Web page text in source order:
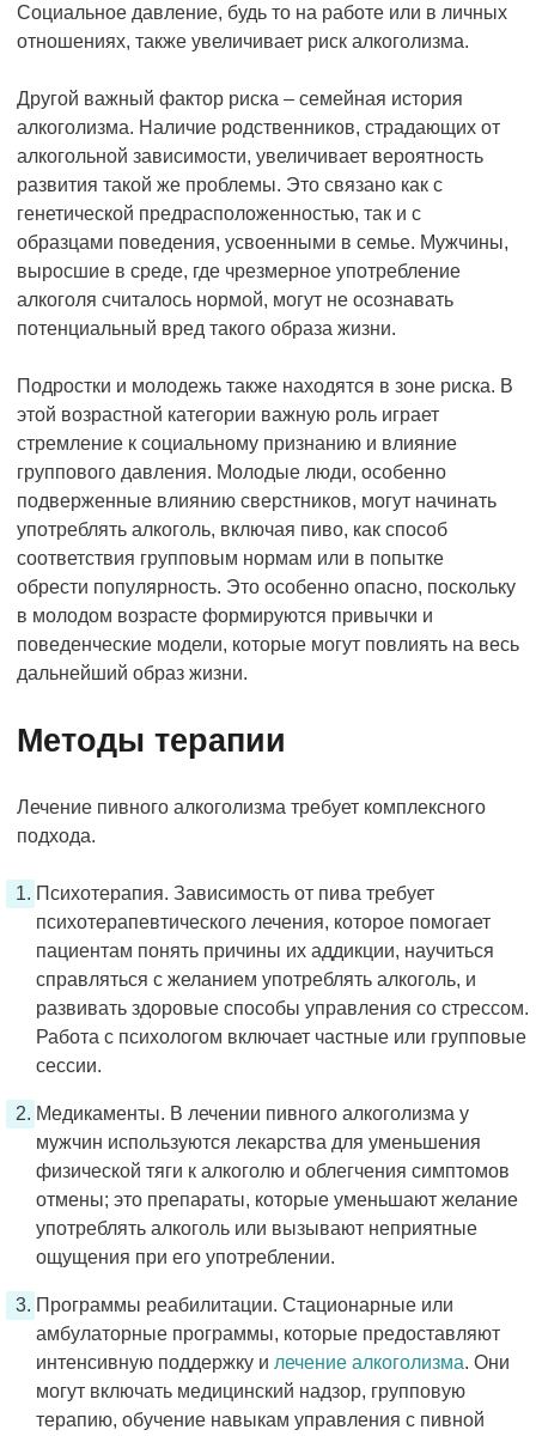
Социальное давление, будь то на работе или в личных
отношениях, также увеличивает риск алкоголизма.
Другой важный фактор риска – семейная история
алкоголизма. Наличие родственников, страдающих от
алкогольной зависимости, увеличивает вероятность
развития такой же проблемы. Это связано как с
генетической предрасположенностью, так и с
образцами поведения, усвоенными в семье. Мужчины,
выросшие в среде, где чрезмерное употребление
алкоголя считалось нормой, могут не осознавать
потенциальный вред такого образа жизни.
Подростки и молодежь также находятся в зоне риска. В
этой возрастной категории важную роль играет
стремление к социальному признанию и влияние
группового давления. Молодые люди, особенно
подверженные влиянию сверстников, могут начинать
употреблять алкоголь, включая пиво, как способ
соответствия групповым нормам или в попытке
обрести популярность. Это особенно опасно, поскольку
в молодом возрасте формируются привычки и
поведенческие модели, которые могут повлиять на весь
дальнейший образ жизни.
Методы терапии
Лечение пивного алкоголизма требует комплексного
подхода.
Психотерапия. Зависимость от пива требует
психотерапевтического лечения, которое помогает
пациентам понять причины их аддикции, научиться
справляться с желанием употреблять алкоголь, и
развивать здоровые способы управления со стрессом.
Работа с психологом включает частные или групповые
сессии.
Медикаменты. В лечении пивного алкоголизма у
мужчин используются лекарства для уменьшения
физической тяги к алкоголю и облегчения симптомов
отмены; это препараты, которые уменьшают желание
употреблять алкоголь или вызывают неприятные
ощущения при его употреблении.
Программы реабилитации. Стационарные или
амбулаторные программы, которые предоставляют
интенсивную поддержку и лечение алкоголизма. Они
могут включать медицинский надзор, групповую
терапию, обучение навыкам управления с пивной